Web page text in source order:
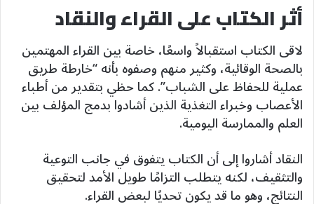
أثر الكتاب على القراء والنقاد
لاقى الكتاب استقبالاً واسعًا، خاصة بين القراء المهتمين
بالصحة الوقائية، وكثير منهم وصفوه بأنه “خارطة طريق
عملية للحفاظ على الشباب”. كما حظي بتقدير من أطباء
الأعصاب وخبراء التغذية الذين أشادوا بدمج المؤلف بين
العلم والممارسة اليومية.
النقاد أشاروا إلى أن الكتاب يتفوق في جانب التوعية
والتثقيف، لكنه يتطلب التزامًا طويل الأمد لتحقيق
النتائج، وهو ما قد يكون تحديًا لبعض القراء.